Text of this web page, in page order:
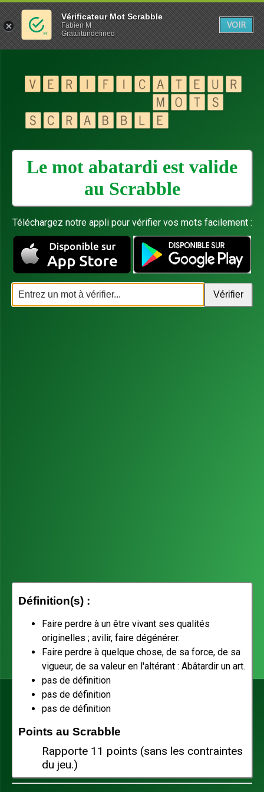
Le mot abatardi est valide
au Scrabble
Téléchargez notre appli pour vérifier vos mots facilement :
Définition(s) :
Faire perdre à un être vivant ses qualités
originelles ; avilir, faire dégénérer.
Faire perdre à quelque chose, de sa force, de sa
vigueur, de sa valeur en l'altérant : Abâtardir un art.
pas de définition
pas de définition
pas de définition
Points au Scrabble
Rapporte 11 points (sans les contraintes
du jeu.)
Vérificateur Mot Scrabble
Fabien M
Gratuitundefined
VOIR